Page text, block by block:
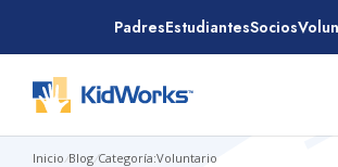
contenido
PadresEstudiantesSocios
Inicio/Blog/Categoría:Voluntario